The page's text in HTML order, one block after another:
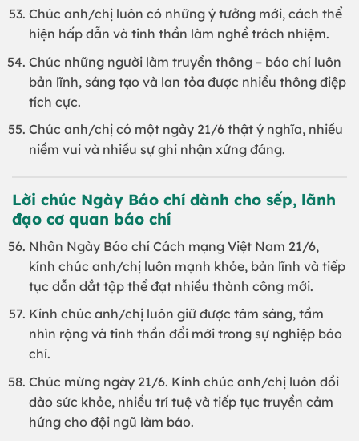
Chúc anh/chị luôn có những ý tưởng mới, cách thể
hiện hấp dẫn và tinh thần làm nghề trách nhiệm.
Chúc những người làm truyền thông – báo chí luôn
bản lĩnh, sáng tạo và lan tỏa được nhiều thông điệp
tích cực.
Chúc anh/chị có một ngày 21/6 thật ý nghĩa, nhiều
niềm vui và nhiều sự ghi nhận xứng đáng.
Lời chúc Ngày Báo chí dành cho sếp, lãnh
đạo cơ quan báo chí
Nhân Ngày Báo chí Cách mạng Việt Nam 21/6,
kính chúc anh/chị luôn mạnh khỏe, bản lĩnh và tiếp
tục dẫn dắt tập thể đạt nhiều thành công mới.
Kính chúc anh/chị luôn giữ được tâm sáng, tầm
nhìn rộng và tinh thần đổi mới trong sự nghiệp báo
chí.
Chúc mừng ngày 21/6. Kính chúc anh/chị luôn dồi
dào sức khỏe, nhiều trí tuệ và tiếp tục truyền cảm
hứng cho đội ngũ làm báo.